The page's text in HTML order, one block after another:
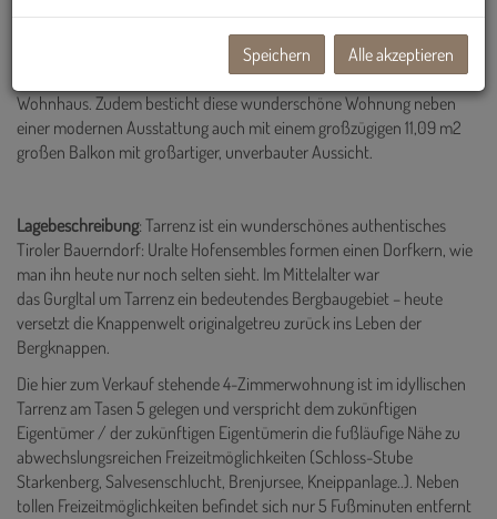
Die 82,20 m2 große Wohnng ist süd-westlich ausgerichtet
und befindet sich im Obergeschoss eines Gebäudes, welches gerade
neusaniert wird. Insgesamt gibt es nur 2 weitere Einheiten im selben
Wohnhaus. Zudem besticht diese wunderschöne Wohnung neben
einer modernen Ausstattung auch mit einem großzügigen 11,09 m2
großen Balkon mit großartiger, unverbauter Aussicht.
Lagebeschreibung: Tarrenz ist ein wunderschönes authentisches
Tiroler Bauerndorf: Uralte Hofensembles formen einen Dorfkern, wie
man ihn heute nur noch selten sieht. Im Mittelalter war
das Gurgltal um Tarrenz ein bedeutendes Bergbaugebiet – heute
versetzt die Knappenwelt originalgetreu zurück ins Leben der
Bergknappen.
Die hier zum Verkauf stehende 4-Zimmerwohnung ist im idyllischen
Tarrenz am Tasen 5 gelegen und verspricht dem zukünftigen
Eigentümer / der zukünftigen Eigentümerin die fußläufige Nähe zu
abwechslungsreichen Freizeitmöglichkeiten (Schloss-Stube
Starkenberg, Salvesenschlucht, Brenjursee, Kneippanlage..). Neben
tollen Freizeitmöglichkeiten befindet sich nur 5 Fußminuten entfernt
Speichern Alle akzeptieren